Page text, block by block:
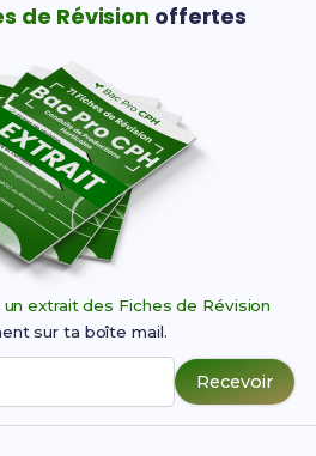
de Révision offertes
un extrait des Fiches de Révision
sur ta boîte mail.
Recevoir